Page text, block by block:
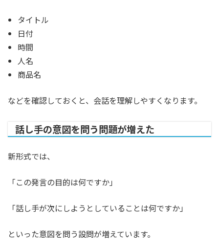
タイトル
日付
時間
人名
商品名
などを確認しておくと、会話を理解しやすくなります。
話し手の意図を問う問題が増えた
新形式では、
「この発言の目的は何ですか」
「話し手が次にしようとしていることは何ですか」
といった意図を問う設問が増えています。